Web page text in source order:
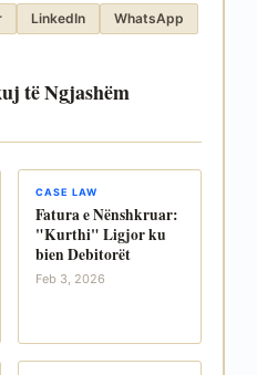
LinkedIn WhatsApp
të Ngjashëm
CASE LAW
Fatura e Nënshkruar:
"Kurthi" Ligjor ku
bien Debitorët
Feb 3, 2026